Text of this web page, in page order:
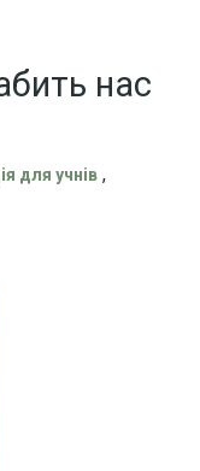
нас
для учнів ,